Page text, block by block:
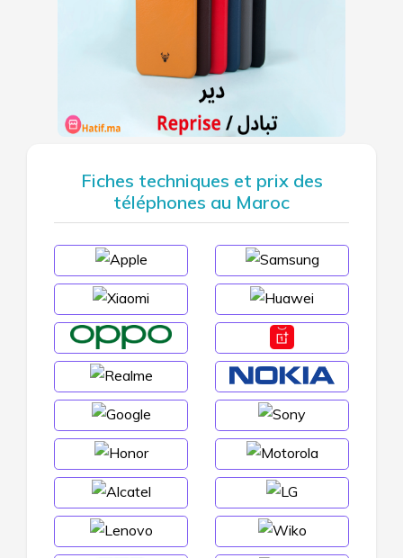
Fiches techniques et prix des
téléphones au Maroc